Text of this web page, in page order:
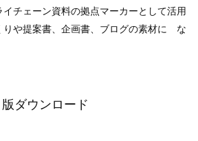
チェーン資料の拠点マーカーとして活用
りや提案書、企画書、ブログの素材に な
ダウンロード